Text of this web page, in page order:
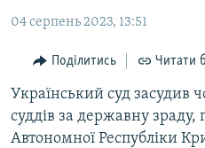
основної
навігації
Перейти
пошуку
БЛОГИ
ПОГЛЯД
ІНТЕРВ'Ю
ВСЕ ЗА ДЕНЬ
04 серпень 2023, 13:51
Поділитись Читати
Український суд засудив
суддів за державну зраду,
Автономної Республіки